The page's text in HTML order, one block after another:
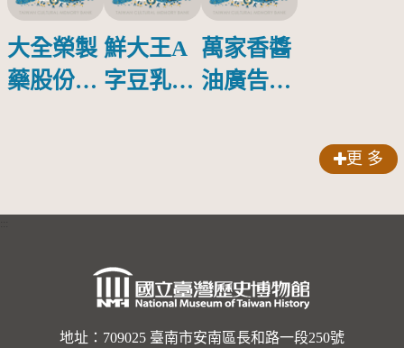
大全榮製
藥股份有
鮮大王A
字豆乳罐
萬家香醬
油廣告塑
更 多
地址：709025 臺南市安南區長和路一段250號